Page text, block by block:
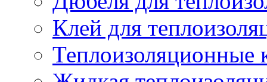
Клей для
Теплоизоляционные